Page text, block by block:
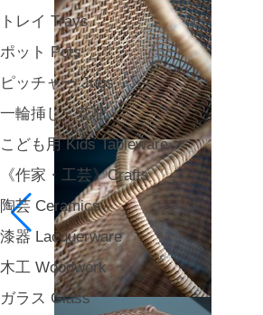
トレイ Trays
ポット Pots
ピッチャー Jugs
一輪挿し・花瓶
こども用 Kids Tableware
《作家・工芸》Crafts
陶芸 Ceramics
漆器 Lacquerware
木工 Woodwork
ガラス Glass